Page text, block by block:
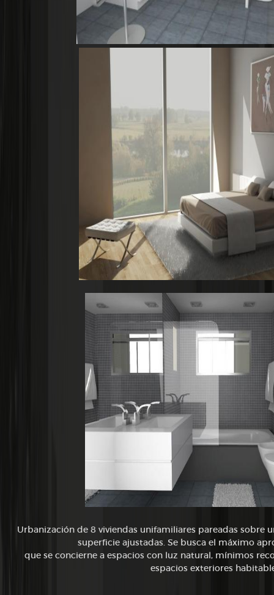
Urbanización de 8 viviendas unifamiliares pareadas sobre
superficie ajustadas. Se busca el máximo
que se concierne a espacios con luz natural, mínimos
espacios exteriores